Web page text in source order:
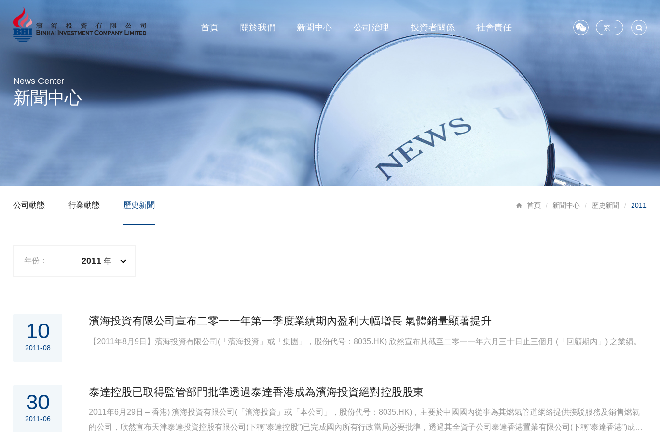
首頁 關於我們 新聞中心 公司治理 投資者關係 社會責任 繁
News Center
新聞中心
首頁 / 新聞中心 / 歷史新聞 / 2011
公司動態 行業動態 歷史新聞
年份： 2011 年
10
2011-08
濱海投資有限公司宣布二零一一年第一季度業績期內盈利大幅增長 氣體銷量顯著提升
【2011年8月9日】濱海投資有限公司(「濱海投資」或「集團」，股份代号：8035.HK) 欣然宣布其截至二零一一年六月三十日止三個月 (「回顧期內」) 之業績。
30
2011-06
泰達控股已取得監管部門批準透過泰達香港成為濱海投資絕對控股股東
2011年6月29日 – 香港) 濱海投資有限公司(「濱海投資」或「本公司」，股份代号：8035.HK)，主要於中國國內從事為其燃氣管道網絡提供接駁服務及銷售燃氣
的公司，欣然宣布天津泰達投資控股有限公司(下稱”泰達控股”)已完成國內所有行政當局必要批準，透過其全資子公司泰達香港置業有限公司(下稱”泰達香港”)成為